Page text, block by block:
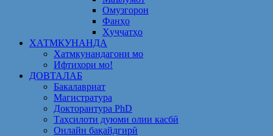
Омузгорон
Фанҳо
Ҳуҷҷатҳо
ХАТМКУНАНДА
Хатмкунандагони мо
Ифтихори мо!
ДОВТАЛАБ
Бакалавриат
Магистратура
Докторантура PhD
Таҳсилоти дуюми олии касбӣ
Онлайн бақайдгирӣ